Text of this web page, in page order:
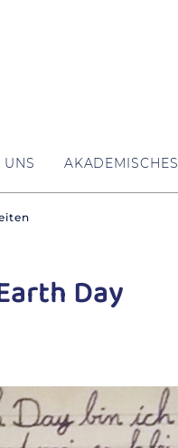
UNS AKADEMISCHES
Day